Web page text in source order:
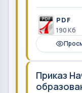
PDF
190 Кб
Приказ